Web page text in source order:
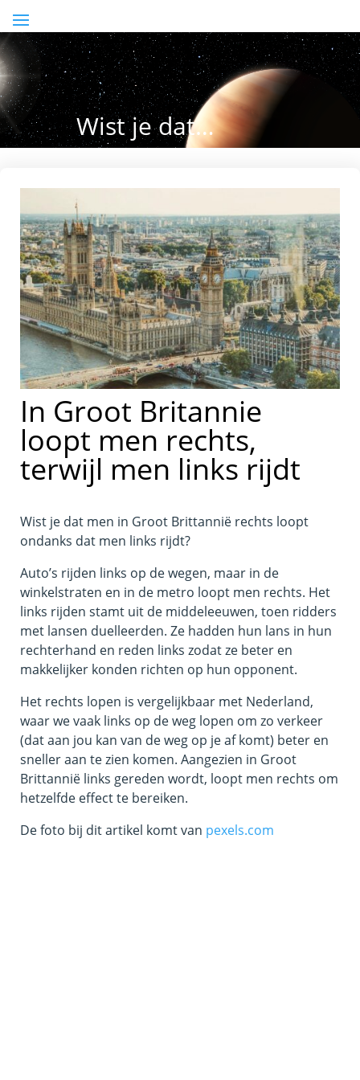
Wist je dat…
In Groot Britannie
loopt men rechts,
terwijl men links rijdt
Wist je dat men in Groot Brittannië rechts loopt
ondanks dat men links rijdt?
Auto’s rijden links op de wegen, maar in de
winkelstraten en in de metro loopt men rechts. Het
links rijden stamt uit de middeleeuwen, toen ridders
met lansen duelleerden. Ze hadden hun lans in hun
rechterhand en reden links zodat ze beter en
makkelijker konden richten op hun opponent.
Het rechts lopen is vergelijkbaar met Nederland,
waar we vaak links op de weg lopen om zo verkeer
(dat aan jou kan van de weg op je af komt) beter en
sneller aan te zien komen. Aangezien in Groot
Brittannië links gereden wordt, loopt men rechts om
hetzelfde effect te bereiken.
De foto bij dit artikel komt van pexels.com